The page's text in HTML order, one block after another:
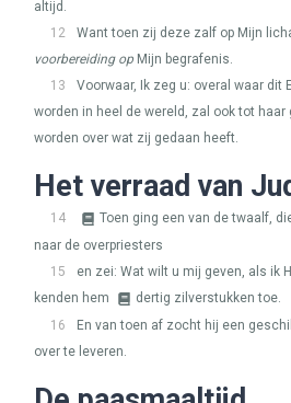
altijd.
12
Want toen zij deze zalf op Mijn
voorbereiding op Mijn begrafenis.
13
Voorwaar, Ik zeg u: overal waar dit
worden in heel de wereld, zal ook tot
worden over wat zij gedaan heeft.
Het verraad van
14
Toen ging een van de twaalf,
naar de overpriesters
15
en zei: Wat wilt u mij geven, als ik
kenden hem
dertig zilverstukken toe.
16
En van toen af zocht hij een
over te leveren.